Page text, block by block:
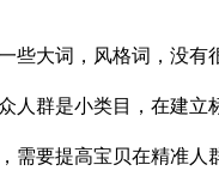
大词，风格词，没有
群是小类目，在建立
要提高宝贝在精准人